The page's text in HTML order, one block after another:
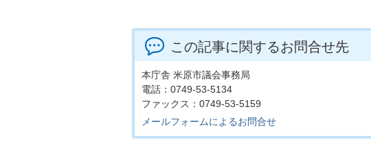
この記事に関するお問合せ先
本庁舎 米原市議会事務局
電話：0749-53-5134
ファックス：0749-53-5159
メールフォームによるお問合せ